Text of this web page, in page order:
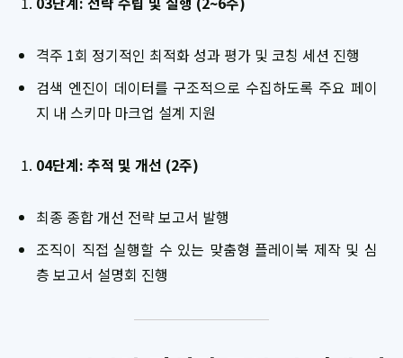
격주 1회 정기적인 최적화 성과 평가 및 코칭 세션 진행
검색 엔진이 데이터를 구조적으로 수집하도록 주요 페이
지 내 스키마 마크업 설계 지원
04단계: 추적 및 개선 (2주)
최종 종합 개선 전략 보고서 발행
조직이 직접 실행할 수 있는 맞춤형 플레이북 제작 및 심
층 보고서 설명회 진행